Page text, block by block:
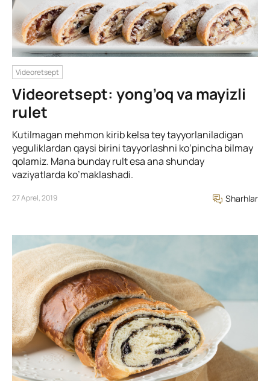
Videoretsept
Videoretsept: yong’oq va mayizli
rulet
Kutilmagan mehmon kirib kelsa tey tayyorlaniladigan
yeguliklardan qaysi birini tayyorlashni ko’pincha bilmay
qolamiz. Mana bunday rult esa ana shunday
vaziyatlarda ko’maklashadi.
27 Aprel, 2019 Sharhlar